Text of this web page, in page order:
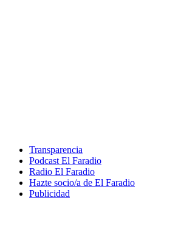
Transparencia
Podcast El Faradio
Radio El Faradio
Hazte socio/a de El Faradio
Publicidad